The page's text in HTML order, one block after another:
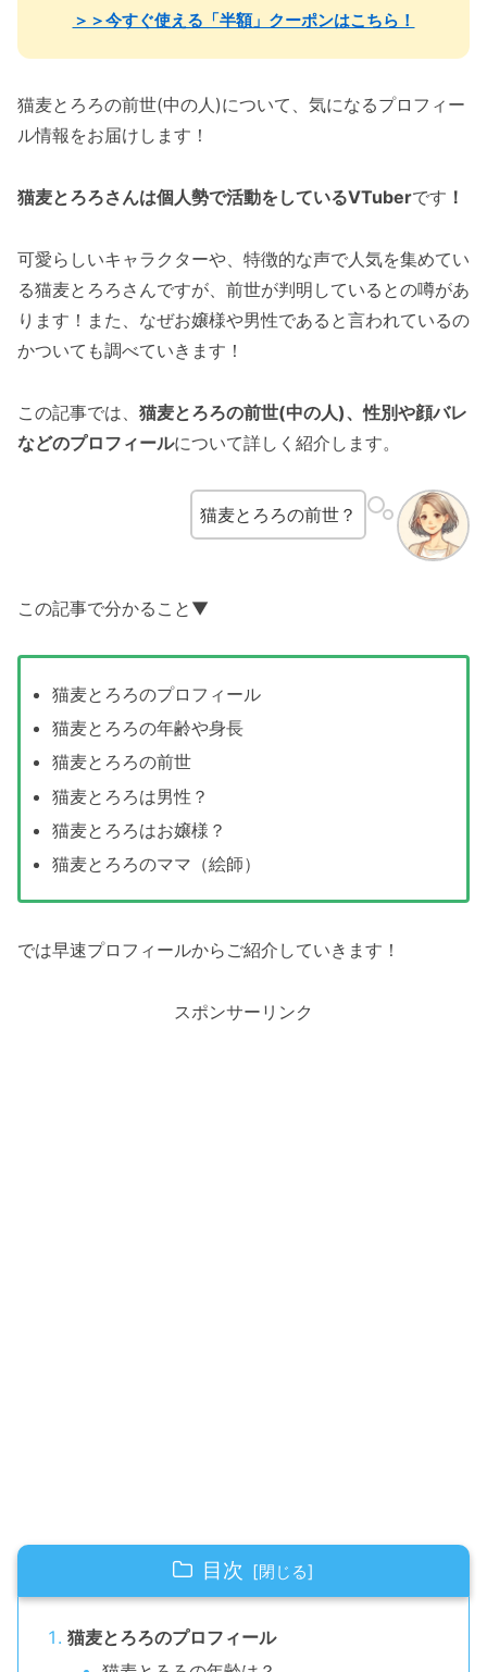
＞＞今すぐ使える「半額」クーポンはこちら！
猫麦とろろの前世(中の人)について、気になるプロフィー
ル情報をお届けします！
猫麦とろろさんは個人勢で活動をしているVTuberです ！
可愛らしいキャラクターや、特徴的な声で人気を集めてい
る猫麦とろろさんですが、前世が判明しているとの噂があ
ります！また、なぜお嬢様や男性であると言われているの
かついても調べていきます！
この記事では、 猫麦とろろの前世(中の人)、性別や顔バレ
などのプロフィールについて詳しく紹介します。
猫麦とろろの前世？
この記事で分かること▼
猫麦とろろのプロフィール
猫麦とろろの年齢や身長
猫麦とろろの前世
猫麦とろろは男性？
猫麦とろろはお嬢様？
猫麦とろろのママ（絵師）
では早速プロフィールからご紹介していきます！
スポンサーリンク
目次
猫麦とろろのプロフィール